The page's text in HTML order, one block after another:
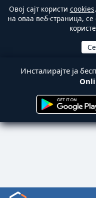
Овој сајт користи cookies
на оваа веб-страница,
Инсталирајте ја